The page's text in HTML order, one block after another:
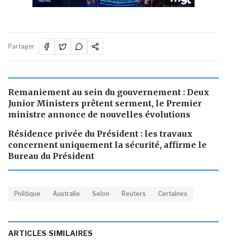
PUBLICITÉ
Partager
Remaniement au sein du gouvernement : Deux
Junior Ministers prêtent serment, le Premier
ministre annonce de nouvelles évolutions
Résidence privée du Président : les travaux
concernent uniquement la sécurité, affirme le
Bureau du Président
Politique Australie Selon Reuters Certaines
ARTICLES SIMILAIRES